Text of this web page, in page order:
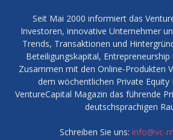
Seit Mai 2000 informiert das
Investoren, innovative Unternehmer
Trends, Transaktionen und
Beteiligungskapital,
Zusammen mit den Online-Produkten
dem wöchentlichen Private Equity
VentureCapital Magazin das führende
deutschsprachigen
Schreiben Sie uns: info@vc-